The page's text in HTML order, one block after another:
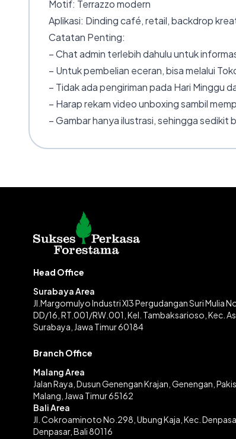
Motif: Terrazzo modern
Aplikasi: Dinding café, retail, backdrop
Catatan Penting:
– Chat admin terlebih dahulu untuk
– Untuk pembelian eceran, bisa melalui
– Tidak ada pengiriman pada Hari Minggu
– Harap rekam video unboxing sambil
– Gambar hanya ilustrasi, sehingga sedikit
Head Office
Surabaya Area
Jl.Margomulyo Industri XI3 Pergudangan Suri Mulia
DD/16, RT.001/RW.001, Kel. Tambaksarioso, Kec.
Surabaya, Jawa Timur 60184
Branch Office
Malang Area
Jalan Raya, Dusun Genengan Krajan, Genengan,
Malang, Jawa Timur 65162
Bali Area
Jl. Cokroaminoto No.298, Ubung Kaja, Kec.
Denpasar, Bali 80116